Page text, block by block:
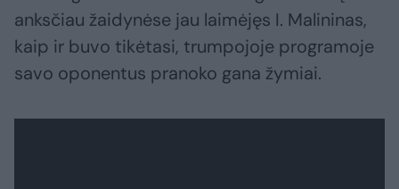
anksčiau žaidynėse jau laimėjęs I. Malininas,
kaip ir buvo tikėtasi, trumpojoje programoje
savo oponentus pranoko gana žymiai.